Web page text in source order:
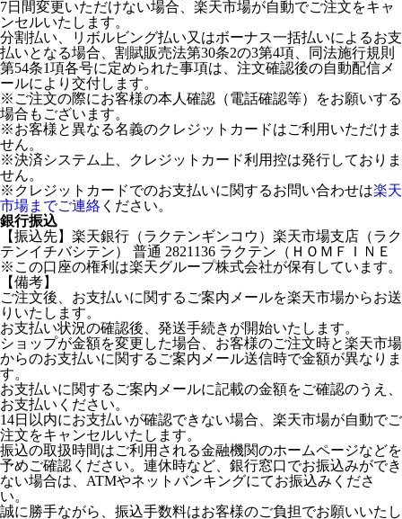
7日間変更いただけない場合、楽天市場が自動でご注文をキャ
ンセルいたします。
分割払い、リボルビング払い又はボーナス一括払いによるお支
払いとなる場合、割賦販売法第30条2の3第4項、同法施行規則
第54条1項各号に定められた事項は、注文確認後の自動配信メ
ールにより交付します。
※ご注文の際にお客様の本人確認（電話確認等）をお願いする
場合もございます。
※お客様と異なる名義のクレジットカードはご利用いただけま
せん。
※決済システム上、クレジットカード利用控は発行しておりま
せん。
※クレジットカードでのお支払いに関するお問い合わせは楽天
市場までご連絡 ください。
銀行振込
【振込先】楽天銀行（ラクテンギンコウ）楽天市場支店（ラク
テンイチバシテン） 普通 2821136 ラクテン（ＨＯＭＦＩＮＥ
※この口座の権利は楽天グループ株式会社が保有しています。
【備考】
ご注文後、お支払いに関するご案内メールを楽天市場からお送
りいたします。
お支払い状況の確認後、発送手続きが開始いたします。
ショップが金額を変更した場合、お客様のご注文時と楽天市場
からのお支払いに関するご案内メール送信時で金額が異なりま
す。
お支払いに関するご案内メールに記載の金額をご確認のうえ、
お支払いください。
14日以内にお支払いが確認できない場合、楽天市場が自動でご
注文をキャンセルいたします。
振込の取扱時間はご利用される金融機関のホームページなどを
予めご確認ください。連休時など、銀行窓口でお振込みができ
ない場合は、ATMやネットバンキングにてお振込みくださ
い。
誠に勝手ながら、振込手数料はお客様のご負担でお願いいたし